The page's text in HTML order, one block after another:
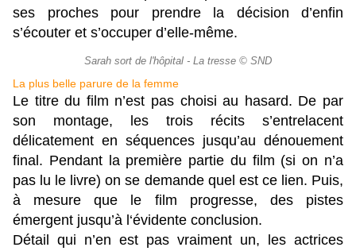
ses proches pour prendre la décision d’enfin
s’écouter et s’occuper d’elle-même.
Sarah sort de l'hôpital - La tresse © SND
La plus belle parure de la femme
Le titre du film n’est pas choisi au hasard. De par
son montage, les trois récits s’entrelacent
délicatement en séquences jusqu’au dénouement
final. Pendant la première partie du film (si on n’a
pas lu le livre) on se demande quel est ce lien. Puis,
à mesure que le film progresse, des pistes
émergent jusqu’à l‘évidente conclusion.
Détail qui n’en est pas vraiment un, les actrices